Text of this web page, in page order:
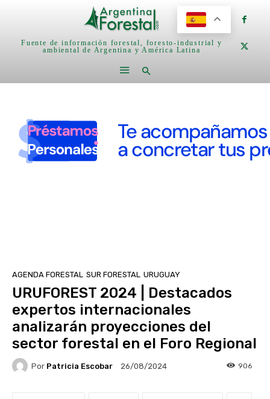
Fuente de información forestal, foresto-industrial y
ambiental de Argentina y América Latina
AGENDA FORESTAL SUR FORESTAL URUGUAY
URUFOREST 2024 | Destacados
expertos internacionales
analizarán proyecciones del
sector forestal en el Foro Regional
Por Patricia Escobar 26/08/2024 906